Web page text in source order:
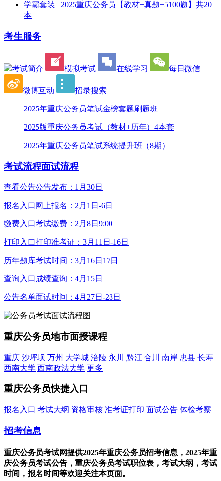
学霸套装 | 2025重庆公务员【教材+真题+5100题】共20
本
考生服务
考试简介 模拟考试 在线学习 每日微信
微博互动 招录搜索
2025年重庆公务员笔试金榜套题刷题班
2025版重庆公务员考试（教材+历年）4本套
2025年重庆公务员笔试系统提升班（8期）
考试流程面试流程
查看公告公告发布：1月30日
报名入口 网上报名：2月1日-6日
缴费入口考试缴费：2月8日9:00
打印入口打印准考证：3月11日-16日
历年题库考试时间：3月16日17日
查询入口 成绩查询：4月15日
公告名单面试时间：4月27日-28日
重庆公务员地市面授课程
重庆 沙坪坝 万州 大学城 涪陵 永川 黔江 合川 南岸 忠县 长寿
西南大学 西南政法大学 更多
重庆公务员快捷入口
报名入口 考试大纲 资格审核 准考证打印 面试公告 体检考察
招考信息
重庆公务员考试网提供2025年重庆公务员招考信息，2025年重
庆公务员考试公告，重庆公务员考试职位表，考试大纲，考试
时间，报名时间等欢迎关注本页面。